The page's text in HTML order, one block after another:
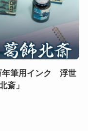
年筆用インク 浮世
斎」